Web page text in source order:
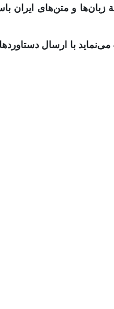
و متن‌های ایران
با ارسال